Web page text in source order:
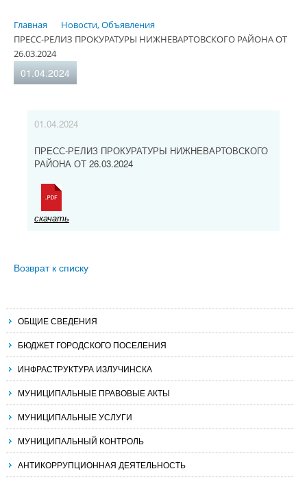
Главная
Новости, Объявления
ПРЕСС-РЕЛИЗ ПРОКУРАТУРЫ НИЖНЕВАРТОВСКОГО РАЙОНА ОТ
26.03.2024
01.04.2024
01.04.2024
ПРЕСС-РЕЛИЗ ПРОКУРАТУРЫ НИЖНЕВАРТОВСКОГО
РАЙОНА ОТ 26.03.2024
скачать
Возврат к списку
ОБЩИЕ СВЕДЕНИЯ
БЮДЖЕТ ГОРОДСКОГО ПОСЕЛЕНИЯ
ИНФРАСТРУКТУРА ИЗЛУЧИНСКА
МУНИЦИПАЛЬНЫЕ ПРАВОВЫЕ АКТЫ
МУНИЦИПАЛЬНЫЕ УСЛУГИ
МУНИЦИПАЛЬНЫЙ КОНТРОЛЬ
АНТИКОРРУПЦИОННАЯ ДЕЯТЕЛЬНОСТЬ